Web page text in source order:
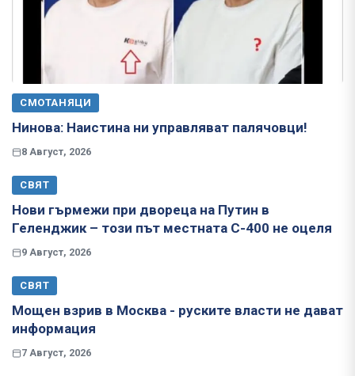
СМОТАНЯЦИ
Нинова: Наистина ни управляват палячовци!
8 Август, 2026
СВЯТ
Нови гърмежи при двореца на Путин в
Геленджик – този път местната С-400 не оцеля
9 Август, 2026
СВЯТ
Мощен взрив в Москва - руските власти не дават
информация
7 Август, 2026